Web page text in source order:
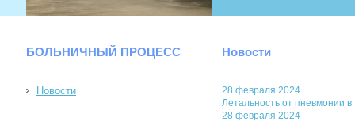
БОЛЬНИЧНЫЙ ПРОЦЕСС
Новости
Новости
28 февраля 2024
Летальность от пневмонии
28 февраля 2024